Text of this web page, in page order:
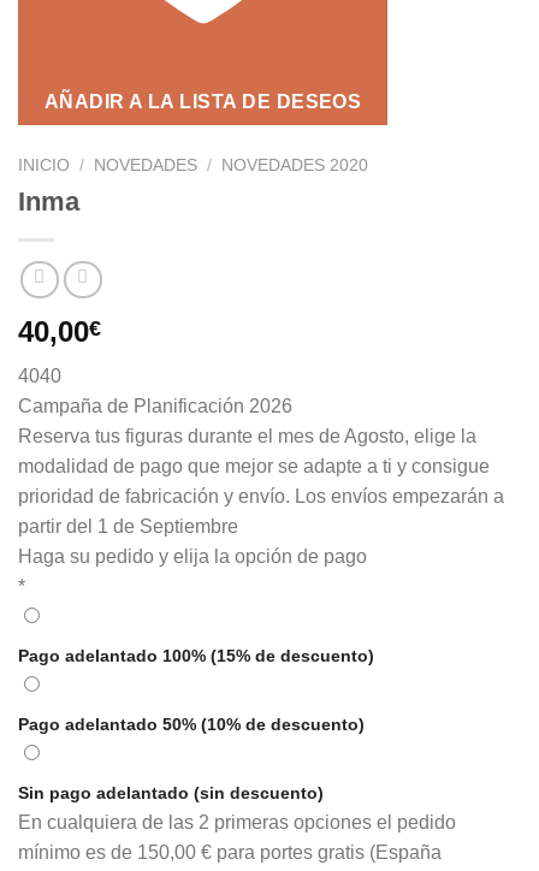
AÑADIR A LA LISTA DE DESEOS
INICIO / NOVEDADES / NOVEDADES 2020
Inma
40,00€
4040
Campaña de Planificación 2026
Reserva tus figuras durante el mes de Agosto, elige la
modalidad de pago que mejor se adapte a ti y consigue
prioridad de fabricación y envío. Los envíos empezarán a
partir del 1 de Septiembre
Haga su pedido y elija la opción de pago
*
Pago adelantado 100% (15% de descuento)
Pago adelantado 50% (10% de descuento)
Sin pago adelantado (sin descuento)
En cualquiera de las 2 primeras opciones el pedido
mínimo es de 150,00 € para portes gratis (España